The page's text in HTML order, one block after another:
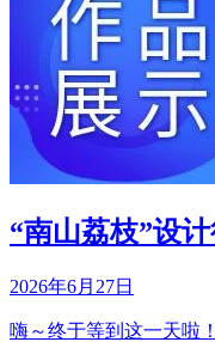
“南山荔枝”设
2026年6月27日
嗨～终于等到这一天啦